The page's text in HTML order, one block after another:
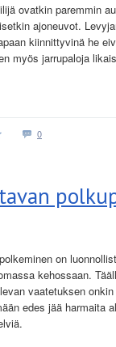
ovatkin paremmin
ajoneuvot.
kiinnittyvinä he
myös jarrupaloja
0
on
kehossaan.
vaatetuksen
edes jää harmaita